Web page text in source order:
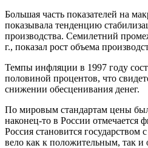
Большая часть показателей на
показывала тенденцию
производства. Семилетний
г., показал рост объема
Темпы инфляции в 1997 году
половиной процентов, что
снижении обесценивания денег.
По мировым стандартам цены
наконец-то в России отмечается
Россия становится
вело как к положительным, так и